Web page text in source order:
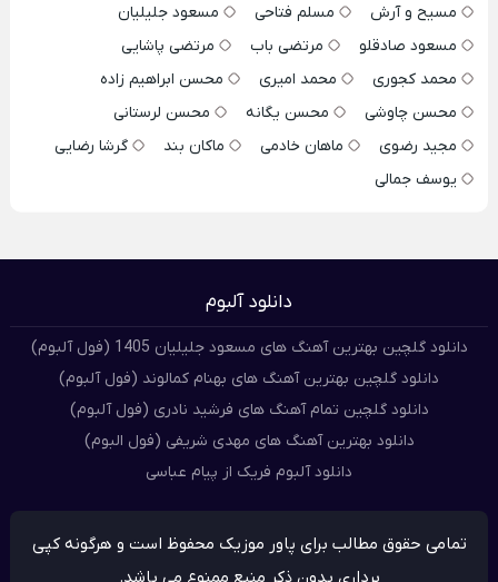
مسیح و آرش
مسلم فتاحی
مسعود جلیلیان
مسعود صادقلو
مرتضی باب
مرتضی پاشایی
محمد کجوری
محمد امیری
محسن ابراهیم زاده
محسن چاوشی
محسن یگانه
محسن لرستانی
مجید رضوی
ماهان خادمی ماکان بند
گرشا رضایی
یوسف جمالی
دانلود آلبوم
دانلود گلچین بهترین آهنگ های مسعود جلیلیان 1405 (فول آلبوم)
دانلود گلچین بهترین آهنگ های بهنام کمالوند (فول آلبوم)
دانلود گلچین تمام آهنگ های فرشید نادری (فول آلبوم)
دانلود بهترین آهنگ های مهدی شریفی (فول البوم)
دانلود آلبوم فریک از پیام عباسی
تمامی حقوق مطالب برای پاور موزیک محفوظ است و هرگونه کپی
برداری بدون ذکر منبع ممنوع می باشد.